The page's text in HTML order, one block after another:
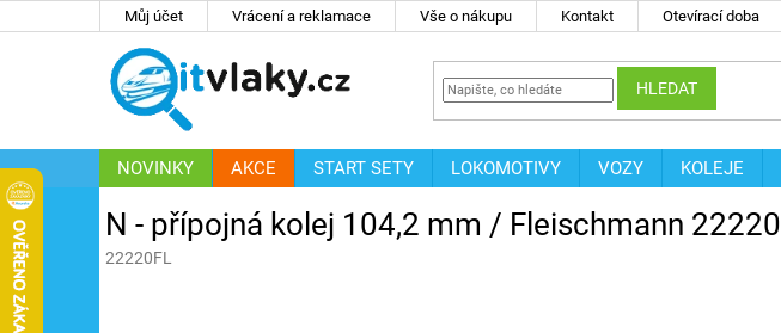
Můj účet Vrácení a reklamace Vše o nákupu Kontakt Otevírací doba
HLEDAT
NOVINKY AKCE START SETY LOKOMOTIVY VOZY KOLEJE
ZNAČKY
N - přípojná kolej 104,2 mm / Fleischmann 22220
22220FL